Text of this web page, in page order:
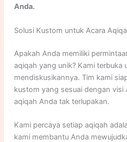
Anda.
Solusi Kustom untuk Acara
Apakah Anda memiliki
aqiqah yang unik? Kami terbuka
mendiskusikannya. Tim kami
kustom yang sesuai dengan visi
aqiqah Anda tak terlupakan.
Kami percaya setiap aqiqah
kami membantu Anda